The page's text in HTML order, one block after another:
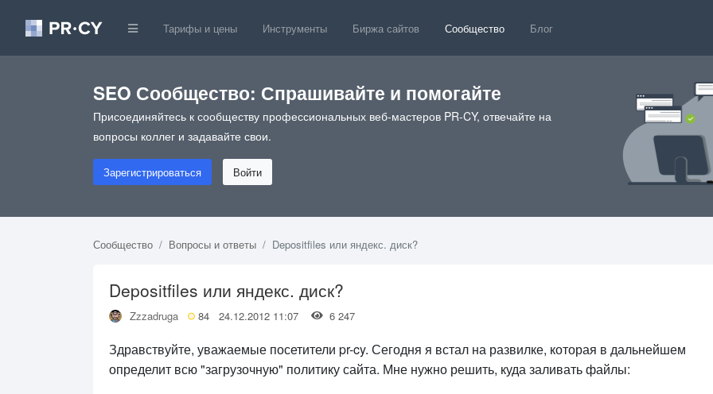
Тарифы и цены Инструменты Биржа сайтов Сообщество Блог
SEO Сообщество: Спрашивайте и помогайте
Присоединяйтесь к сообществу профессиональных веб-мастеров PR-CY, отвечайте на
вопросы коллег и задавайте свои.
Зарегистрироваться Войти
Сообщество Вопросы и ответы Depositfiles или яндекс. диск?
Depositfiles или яндекс. диск?
Zzzadruga 84 24.12.2012 11:07 6 247
Здравствуйте, уважаемые посетители pr-cy. Сегодня я встал на развилке, которая в дальнейшем
определит всю "загрузочную" политику сайта. Мне нужно решить, куда заливать файлы: